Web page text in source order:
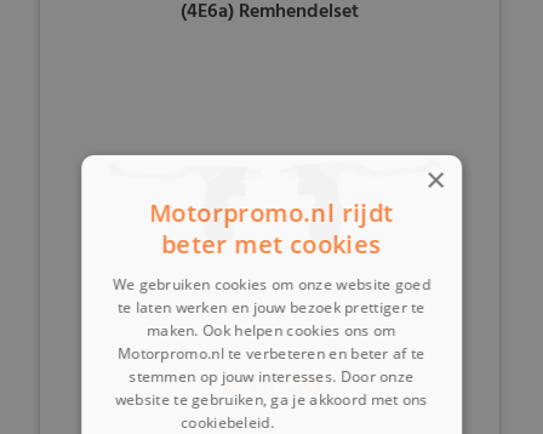
(4E6a) Remhendelset
€ 14,99
×
Motorpromo.nl rijdt
beter met cookies
We gebruiken cookies om onze website goed
te laten werken en jouw bezoek prettiger te
maken. Ook helpen cookies ons om
Motorpromo.nl te verbeteren en beter af te
stemmen op jouw interesses. Door onze
website te gebruiken, ga je akkoord met ons
cookiebeleid.